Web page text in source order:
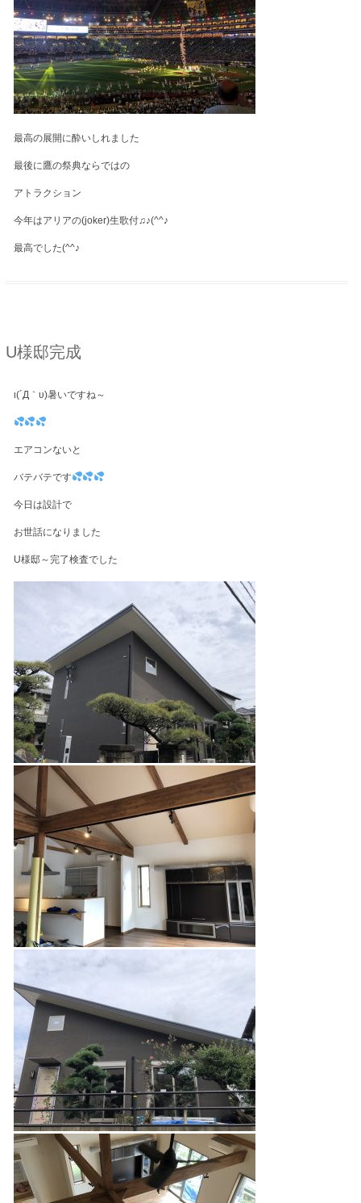
最高の展開に酔いしれました
最後に鷹の祭典ならではの
アトラクション
今年はアリアの(joker)生歌付♫♪(^^♪
最高でした(^^♪
U様邸完成
ι(´Д｀υ)暑いですね～
エアコンないと
バテバテです
今日は設計で
お世話になりました
U様邸～完了検査でした